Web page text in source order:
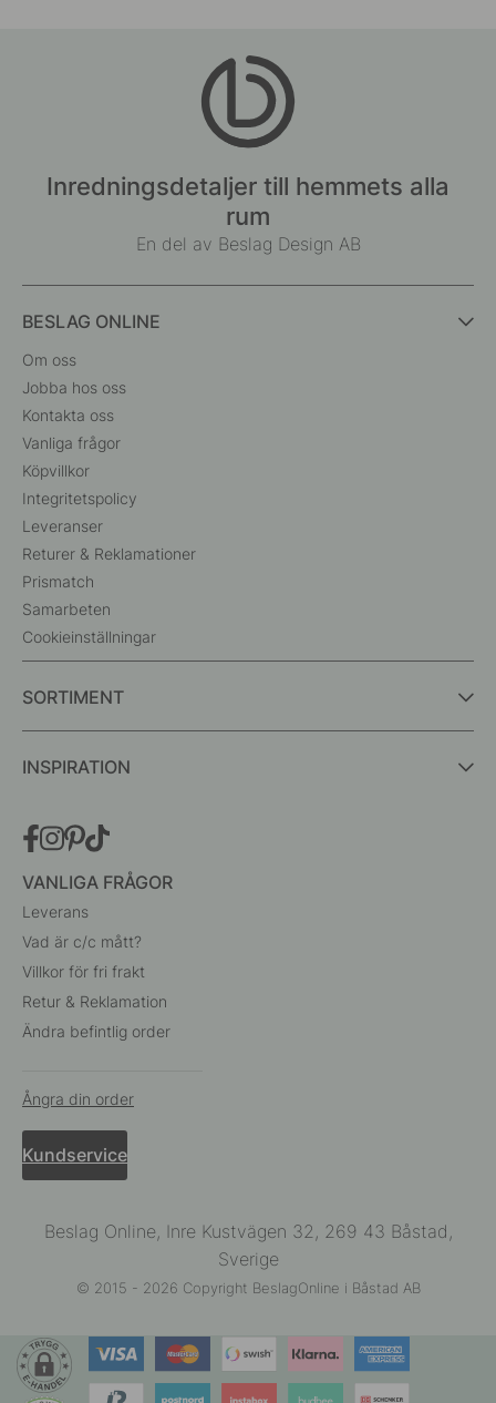
Inredningsdetaljer till hemmets alla
rum
En del av Beslag Design AB
BESLAG ONLINE
Om oss
Jobba hos oss
Kontakta oss
Vanliga frågor
Köpvillkor
Integritetspolicy
Leveranser
Returer & Reklamationer
Prismatch
Samarbeten
Cookieinställningar
SORTIMENT
INSPIRATION
VANLIGA FRÅGOR
Leverans
Vad är c/c mått?
Villkor för fri frakt
Retur & Reklamation
Ändra befintlig order
Ångra din order
Kundservice
Beslag Online, Inre Kustvägen 32, 269 43 Båstad,
Sverige
© 2015 - 2026 Copyright BeslagOnline i Båstad AB